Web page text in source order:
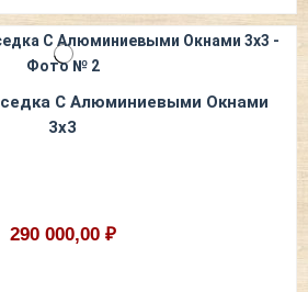
С Алюминиевыми Окнами
3х3
290 000,00 ₽